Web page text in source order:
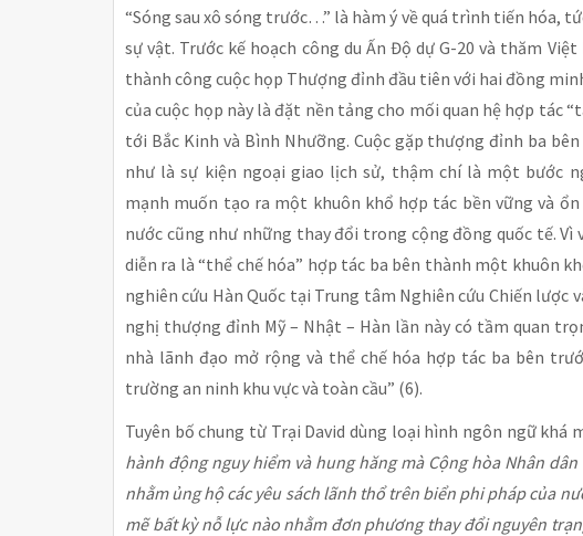
“Sóng sau xô sóng trước…” là hàm ý về quá trình tiến hóa,
sự vật. Trước kế hoạch công du Ấn Độ dự G-20 và thăm
thành công cuộc họp Thượng đỉnh đầu tiên với hai đồng
của cuộc họp này là đặt nền tảng cho mối quan hệ hợp tác
tới Bắc Kinh và Bình Nhưỡng. Cuộc gặp thượng đỉnh ba
như là sự kiện ngoại giao lịch sử, thậm chí là một bước
mạnh muốn tạo ra một khuôn khổ hợp tác bền vững và
nước cũng như những thay đổi trong cộng đồng quốc tế.
diễn ra là “thể chế hóa” hợp tác ba bên thành một khuôn
nghiên cứu Hàn Quốc tại Trung tâm Nghiên cứu Chiến lược
nghị thượng đỉnh Mỹ – Nhật – Hàn lần này có tầm quan
nhà lãnh đạo mở rộng và thể chế hóa hợp tác ba bên
trường an ninh khu vực và toàn cầu” (6).
Tuyên bố chung từ Trại David dùng loại hình ngôn ngữ khá
hành động nguy hiểm và hung hăng mà Cộng hòa Nhân
nhằm ủng hộ các yêu sách lãnh thổ trên biển phi pháp của
mẽ bất kỳ nỗ lực nào nhằm đơn phương thay đổi nguyên